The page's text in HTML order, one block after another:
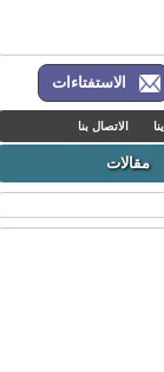
الاستفتاءات
الاتصال بنا
مقالات